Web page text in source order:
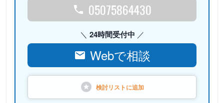
05075864430
24時間受付中
Webで相談
検討リストに追加